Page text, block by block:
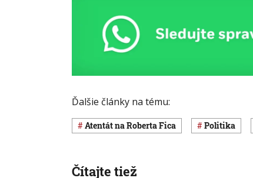
Ďalšie články na tému:
atentát na Roberta Fica Politika
Čítajte tiež